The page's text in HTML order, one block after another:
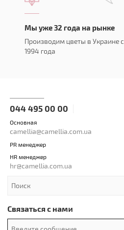
Мы уже 32 года на рынке
Производим цветы в Украине с
1994 года
044 495 00 00
Основная
camellia@camellia.com.ua
PR менеджер
HR менеджер
hr@camellia.com.ua
Связаться с нами